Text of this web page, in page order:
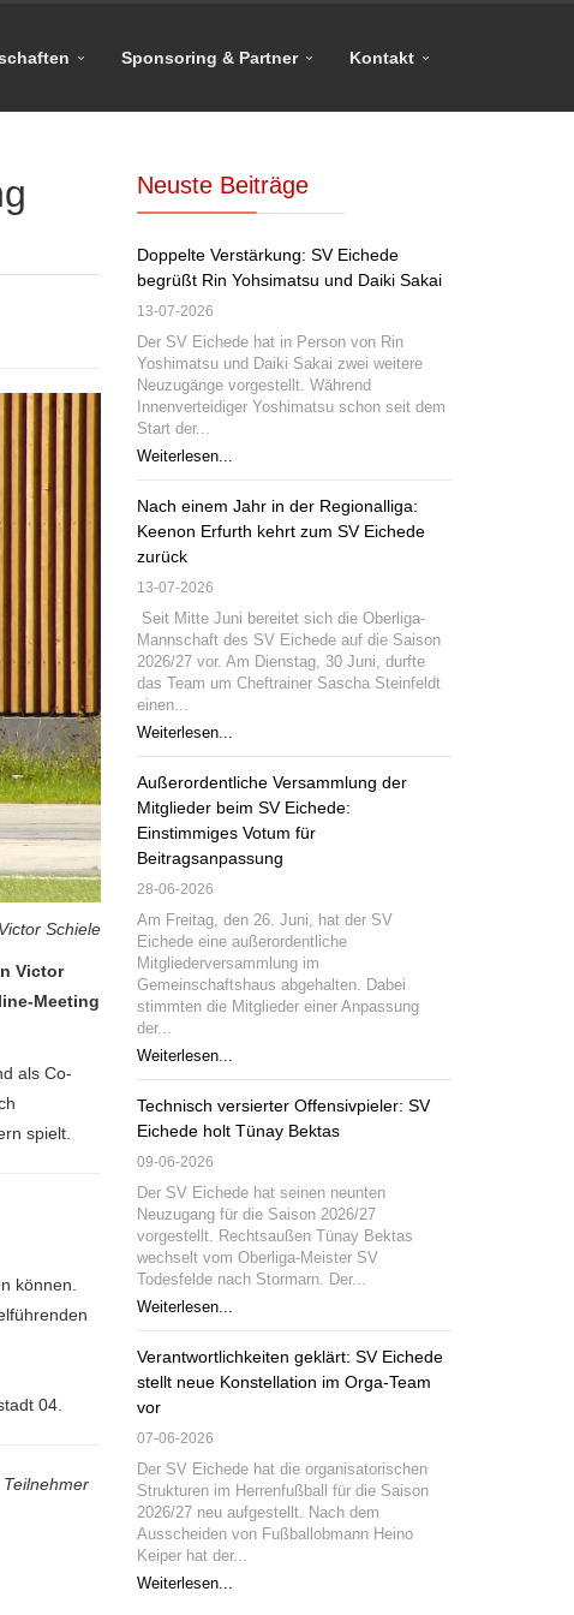
Sponsoring & Partner Kontakt
Schiele
Victor
Meeting
als Co-
spielt.
können.
04.
Neuste Beiträge
Doppelte Verstärkung: SV Eichede
begrüßt Rin Yohsimatsu und Daiki Sakai
13-07-2026
Der SV Eichede hat in Person von Rin
Yoshimatsu und Daiki Sakai zwei weitere
Neuzugänge vorgestellt. Während
Innenverteidiger Yoshimatsu schon seit dem
Start der...
Weiterlesen...
Nach einem Jahr in der Regionalliga:
Keenon Erfurth kehrt zum SV Eichede
zurück
13-07-2026
Seit Mitte Juni bereitet sich die Oberliga-
Mannschaft des SV Eichede auf die Saison
2026/27 vor. Am Dienstag, 30 Juni, durfte
das Team um Cheftrainer Sascha Steinfeldt
einen...
Weiterlesen...
Außerordentliche Versammlung der
Mitglieder beim SV Eichede:
Einstimmiges Votum für
Beitragsanpassung
28-06-2026
Am Freitag, den 26. Juni, hat der SV
Eichede eine außerordentliche
Mitgliederversammlung im
Gemeinschaftshaus abgehalten. Dabei
stimmten die Mitglieder einer Anpassung
der...
Weiterlesen...
Technisch versierter Offensivpieler: SV
Eichede holt Tünay Bektas
09-06-2026
Der SV Eichede hat seinen neunten
Neuzugang für die Saison 2026/27
vorgestellt. Rechtsaußen Tünay Bektas
wechselt vom Oberliga-Meister SV
Todesfelde nach Stormarn. Der...
Weiterlesen...
Verantwortlichkeiten geklärt: SV Eichede
stellt neue Konstellation im Orga-Team
vor
07-06-2026
Der SV Eichede hat die organisatorischen
Strukturen im Herrenfußball für die Saison
2026/27 neu aufgestellt. Nach dem
Ausscheiden von Fußballobmann Heino
Keiper hat der...
Weiterlesen...